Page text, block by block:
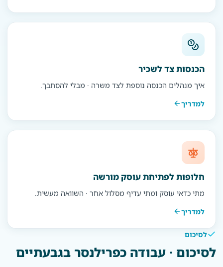
הכנסות צד לשכיר
איך מנהלים הכנסה נוספת לצד משרה · מבלי להסתבך.
למדריך
חלופות לפתיחת עוסק מורשה
מתי כדאי עוסק ומתי עדיף מסלול אחר · השוואה מעשית.
למדריך
לסיכום
לסיכום · עבודה כפרילנסר בגבעתיים